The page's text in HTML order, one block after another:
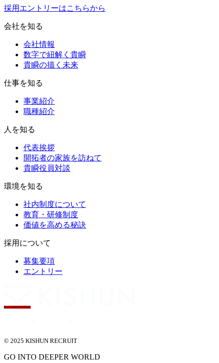
採用エントリーはこちらから
会社を知る
会社情報
数字で紐解く貴瞬
貴瞬の描く未来
仕事を知る
事業紹介
職種紹介
人を知る
代表挨拶
開拓者の家族を訪ねて
貴瞬役員対談
環境を知る
社内制度について
教育・研修制度
価値を高める秘訣
採用について
募集要項
エントリー
© 2025 KISHUN RECRUIT
GO INTO DEEPER WORLD